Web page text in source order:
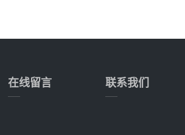
在线留言 联系我们